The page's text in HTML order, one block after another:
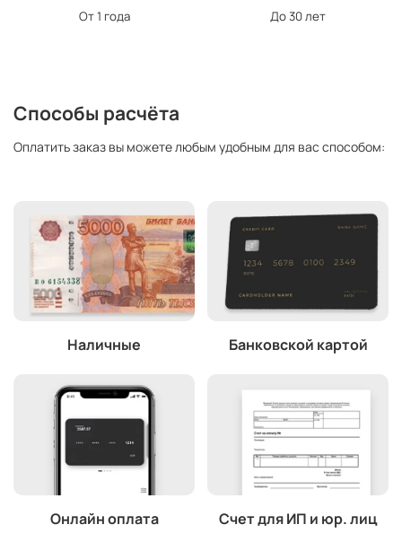
От 1 года До 30 лет
Способы расчёта
Оплатить заказ вы можете любым удобным для вас способом:
Наличные Банковской картой
Онлайн оплата Счет для ИП и юр. лиц